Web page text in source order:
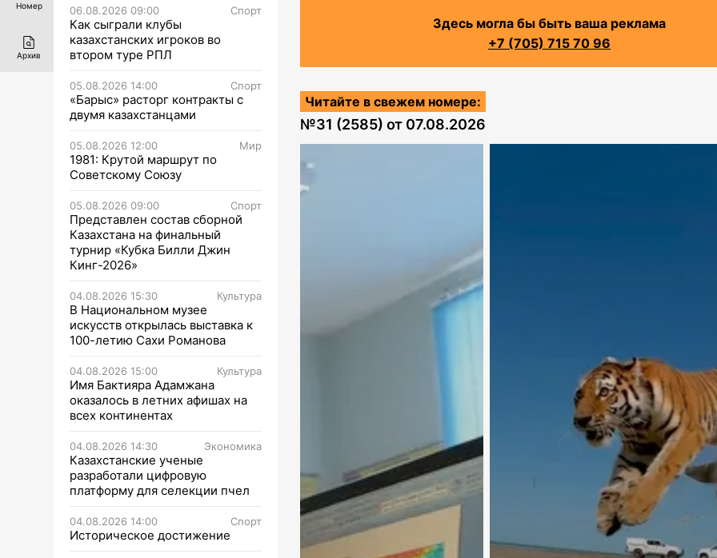
06.08.2026 09:00 Спорт
Как сыграли клубы
казахстанских игроков во
втором туре РПЛ
05.08.2026 14:00 Спорт
«Барыс» расторг контракты с
двумя казахстанцами
05.08.2026 12:00 Мир
1981: Крутой маршрут по
Советскому Союзу
05.08.2026 09:00 Спорт
Представлен состав сборной
Казахстана на финальный
турнир «Кубка Билли Джин
Кинг-2026»
04.08.2026 15:30 Культура
В Национальном музее
искусств открылась выставка к
100-летию Сахи Романова
04.08.2026 15:00 Культура
Имя Бактияра Адамжана
оказалось в летних афишах на
всех континентах
04.08.2026 14:30 Экономика
Казахстанские ученые
разработали цифровую
платформу для селекции пчел
04.08.2026 14:00 Спорт
Историческое достижение
Здесь могла бы быть ваша реклама
+7 (705) 715 70 96
Читайте в свежем номере:
№31 (2585) от 07.08.2026
Номер
Архив